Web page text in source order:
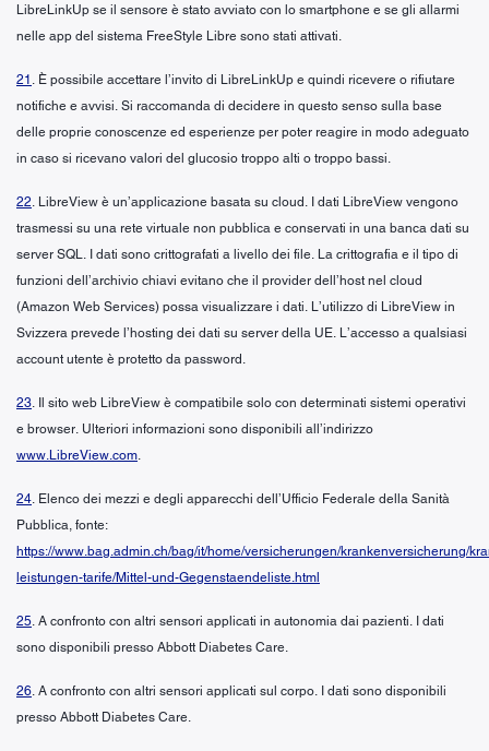
LibreLinkUp se il sensore è stato avviato con lo smartphone e se gli allarmi
nelle app del sistema FreeStyle Libre sono stati attivati.
21 . È possibile accettare l’invito di LibreLinkUp e quindi ricevere o rifiutare
notifiche e avvisi. Si raccomanda di decidere in questo senso sulla base
delle proprie conoscenze ed esperienze per poter reagire in modo adeguato
in caso si ricevano valori del glucosio troppo alti o troppo bassi.
22. LibreView è un’applicazione basata su cloud. I dati LibreView vengono
trasmessi su una rete virtuale non pubblica e conservati in una banca dati su
server SQL. I dati sono crittografati a livello dei file. La crittografia e il tipo di
funzioni dell’archivio chiavi evitano che il provider dell’host nel cloud
(Amazon Web Services) possa visualizzare i dati. L’utilizzo di LibreView in
Svizzera prevede l’hosting dei dati su server della UE. L’accesso a qualsiasi
account utente è protetto da password.
23. Il sito web LibreView è compatibile solo con determinati sistemi operativi
e browser. Ulteriori informazioni sono disponibili all’indirizzo
www.LibreView.com.
24. Elenco dei mezzi e degli apparecchi dell’Ufficio Federale della Sanità
Pubblica, fonte:
https://www.bag.admin.ch/bag/it/home/versicherungen/krankenversicherung/
leistungen-tarife/Mittel-und-Gegenstaendeliste.html
25. A confronto con altri sensori applicati in autonomia dai pazienti. I dati
sono disponibili presso Abbott Diabetes Care.
26. A confronto con altri sensori applicati sul corpo. I dati sono disponibili
presso Abbott Diabetes Care.